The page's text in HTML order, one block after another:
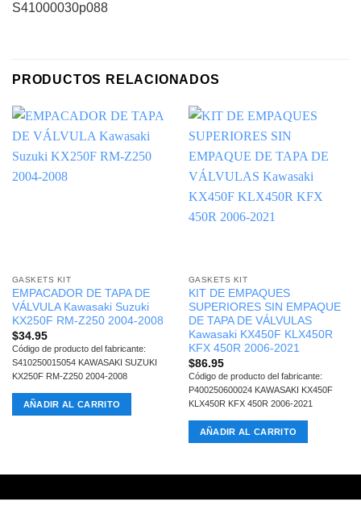
S41000030p088
PRODUCTOS RELACIONADOS
GASKETS KIT
EMPACADOR DE TAPA DE
VÁLVULA Kawasaki Suzuki
KX250F RM-Z250 2004-2008
$34.95
Código de producto del fabricante:
S410250015054 KAWASAKI SUZUKI
KX250F RM-Z250 2004-2008
AÑADIR AL CARRITO
GASKETS KIT
KIT DE EMPAQUES
SUPERIORES SIN EMPAQUE
DE TAPA DE VÁLVULAS
Kawasaki KX450F KLX450R
KFX 450R 2006-2021
$86.95
Código de producto del fabricante:
P400250600024 KAWASAKI KX450F
KLX450R KFX 450R 2006-2021
AÑADIR AL CARRITO